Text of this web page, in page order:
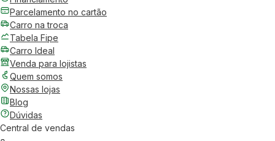
Parcelamento no cartão
Carro na troca
Tabela Fipe
Carro Ideal
Venda para lojistas
Quem somos
Nossas lojas
Blog
Dúvidas
Central de vendas